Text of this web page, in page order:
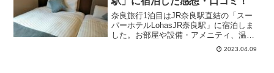
奈良旅行1泊目はJR奈良駅直結の「スー
パーホテルLohasJR奈良駅」に宿泊しま
した。お部屋や設備・アメニティ、温
泉、朝食などを詳しくレビューします！
2023.04.09